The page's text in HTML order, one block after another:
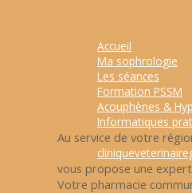
Accueil
Ma sophrologie
Les séances
Formation PSSM
Acouphènes &
Informatiques
Au service de votre
vous propose une
Votre pharmacie